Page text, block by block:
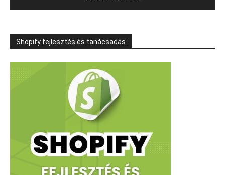
Shopify fejlesztés és tanácsadás